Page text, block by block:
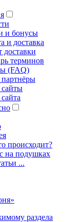
и бонусы
и доставка
доставки
терминов
(FAQ)
происходит?
на подушках
...
раздела